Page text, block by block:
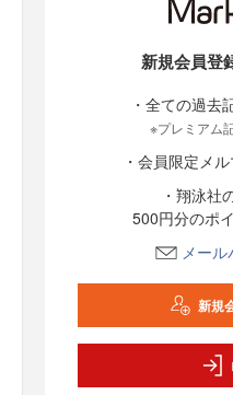
新規会員登
・全ての過去
※プレミアム
・会員限定メ
・翔泳社
500円分のポ
メー
新規